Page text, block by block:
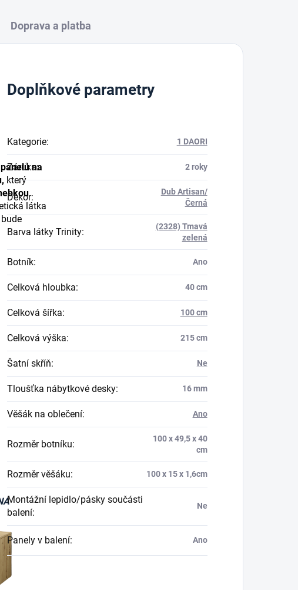
Doprava a platba
na
který
látka
Doplňkové parametry
Kategorie: 1 DAORI
Záruka: 2 roky
Dekor:
Dub Artisan/
Černá
Barva látky Trinity:
(2328) Tmavá
zelená
Botník: Ano
Celková hloubka: 40 cm
Celková šířka: 100 cm
Celková výška: 215 cm
Šatní skříň: Ne
Tloušťka nábytkové desky: 16 mm
Věšák na oblečení: Ano
Rozměr botníku:
100 x 49,5 x 40
cm
Rozměr věšáku: 100 x 15 x 1,6cm
Montážní lepidlo/pásky součásti
balení:
Ne
Panely v balení: Ano